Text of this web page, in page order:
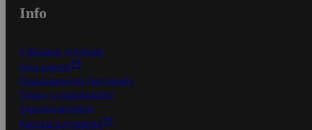
Info
S-Business yrityksille
Oiva-raportit
Osuuskauppojen yhteystiedot
Tilaus- ja toimitusehdot
Tietosuojakäytäntö
Palvelun käyttöehdot